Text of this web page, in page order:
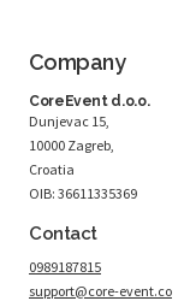
Company
CoreEvent d.o.o.
Dunjevac 15,
10000 Zagreb,
Croatia
OIB: 36611335369
Contact
0989187815
support@core-event.co